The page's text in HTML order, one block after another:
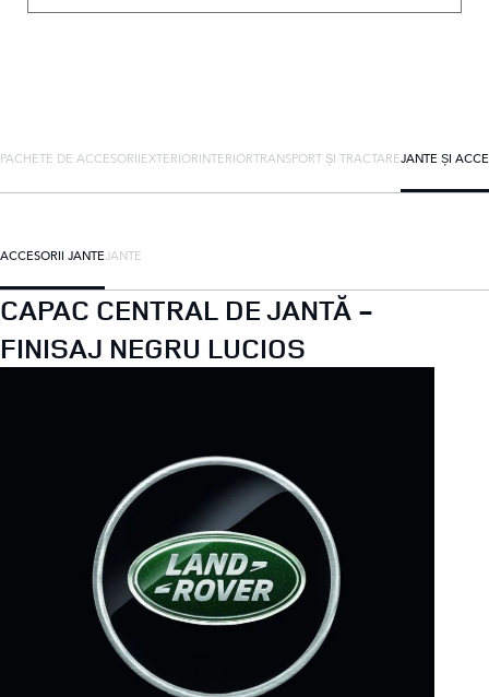
PACHETE DE ACCESORIIEXTERIORINTERIORTRANSPORT ȘI TRACTAREJANTE ȘI
ACCESORII JANTEJANTE
CAPAC CENTRAL DE JANTĂ -
FINISAJ NEGRU LUCIOS